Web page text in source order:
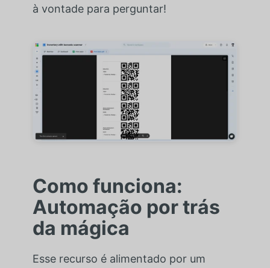
à vontade para perguntar!
Como funciona:
Automação por trás
da mágica
Esse recurso é alimentado por um